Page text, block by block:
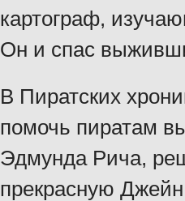
картограф,
Он и спас
В Пиратских
помочь пиратам
Эдмунда Рича,
прекрасную